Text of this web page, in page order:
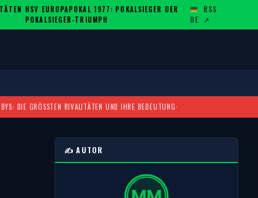
U
·
HSV EUROPAPOKAL 1977: POKALSIEGER DER
POKALSIEGER-TRIUMPH
DE
RSS
↗
DIE GRÖSSTEN RIVALITÄTEN UND IHRE BEDEUTUNG ·
✍️ AUTOR